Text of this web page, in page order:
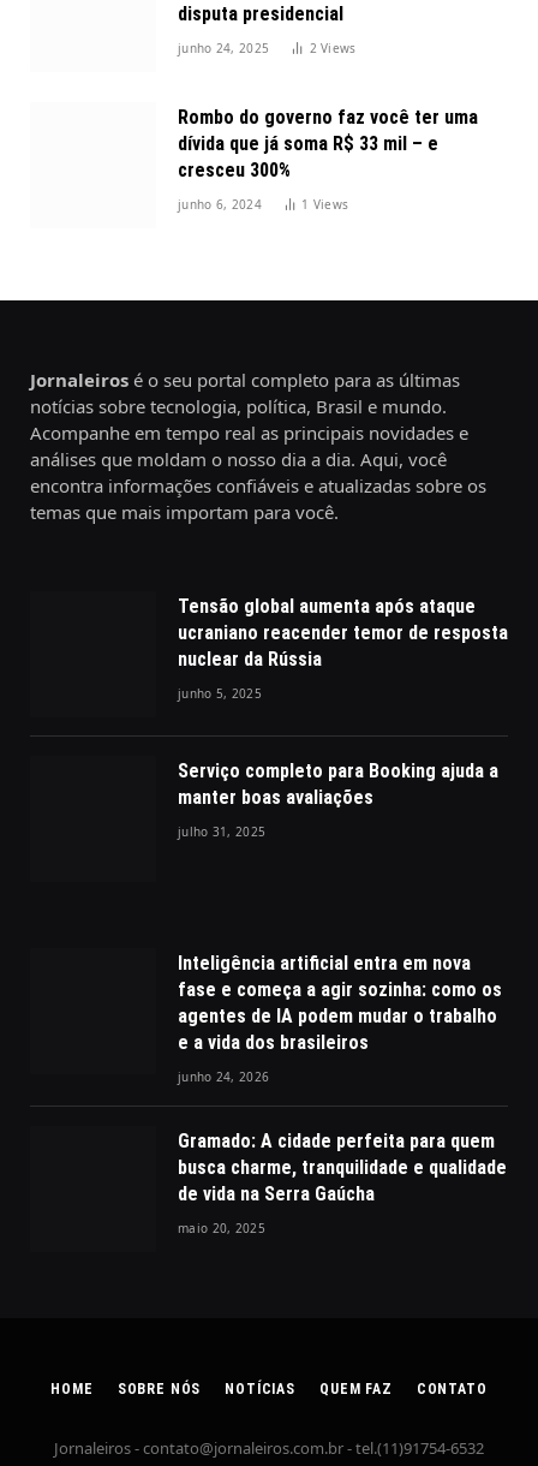
disputa presidencial
junho 24, 2025 2Views
Rombo do governo faz você ter uma
dívida que já soma R$ 33 mil – e
cresceu 300%
junho 6, 2024 1 Views
Jornaleiros é o seu portal completo para as últimas
notícias sobre tecnologia, política, Brasil e mundo.
Acompanhe em tempo real as principais novidades e
análises que moldam o nosso dia a dia. Aqui, você
encontra informações confiáveis e atualizadas sobre os
temas que mais importam para você.
Tensão global aumenta após ataque
ucraniano reacender temor de resposta
nuclear da Rússia
junho 5, 2025
Serviço completo para Booking ajuda a
manter boas avaliações
julho 31, 2025
Inteligência artificial entra em nova
fase e começa a agir sozinha: como os
agentes de IA podem mudar o trabalho
e a vida dos brasileiros
junho 24, 2026
Gramado: A cidade perfeita para quem
busca charme, tranquilidade e qualidade
de vida na Serra Gaúcha
maio 20, 2025
HOME SOBRE NÓS NOTÍCIAS QUEM FAZ CONTATO
Jornaleiros -contato@jornaleiros.com.br- tel.(11)91754-6532